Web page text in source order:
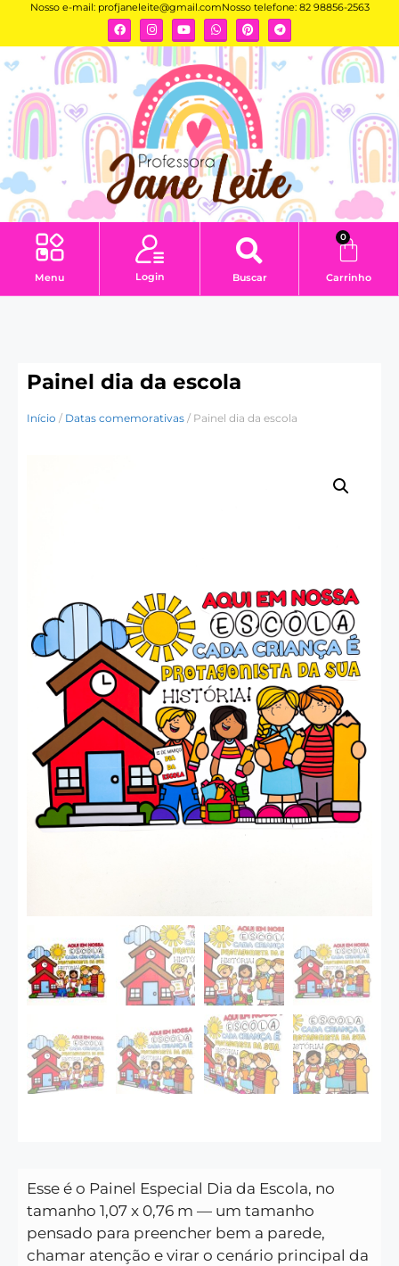
Nosso e-mail: profjaneleite@gmail.comNosso telefone: 82 98856-2563
Menu Login Buscar
0
Carrinho
Painel dia da escola
Início / Datas comemorativas / Painel dia da escola
Esse é o Painel Especial Dia da Escola, no
tamanho 1,07 x 0,76 m — um tamanho
pensado para preencher bem a parede,
chamar atenção e virar o cenário principal da